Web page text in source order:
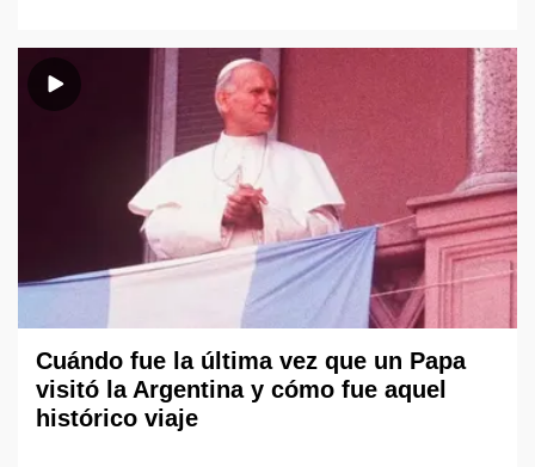
Cuándo fue la última vez que un Papa
visitó la Argentina y cómo fue aquel
histórico viaje